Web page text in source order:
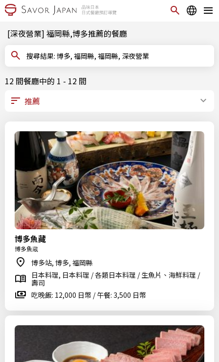
[深夜營業] 福岡縣,博多推薦的餐廳
搜尋結果: 博多, 福岡縣, 福岡縣, 深夜營業
12 間餐廳中的 1 - 12 間
博多魚藏
博多魚蔵
博多站, 博多, 福岡縣
日本料理, 日本料理 / 各類日本料理 / 生魚片、海鮮料理 /
壽司
吃晚飯: 12,000 日幣 / 午餐: 3,500 日幣